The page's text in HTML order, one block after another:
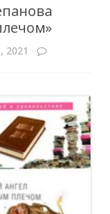
2021